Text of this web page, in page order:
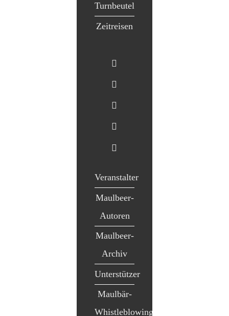
Turnbeutel
Zeitreisen
Veranstalter
Maulbeer-
Autoren
Maulbeer-
Archiv
Unterstützer
Maulbär-
Whistleblowing